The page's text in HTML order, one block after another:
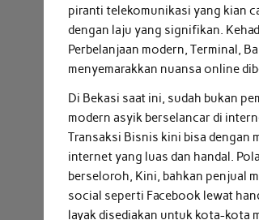
piranti telekomunikasi yang kian
dengan laju yang signifikan.
Perbelanjaan modern, Terminal,
menyemarakkan nuansa online
Di Bekasi saat ini, sudah bukan
modern asyik berselancar di
Transaksi Bisnis kini bisa dengan
internet yang luas dan handal.
berseloroh, Kini, bahkan penjual
social seperti Facebook lewat
layak disediakan untuk kota-kota